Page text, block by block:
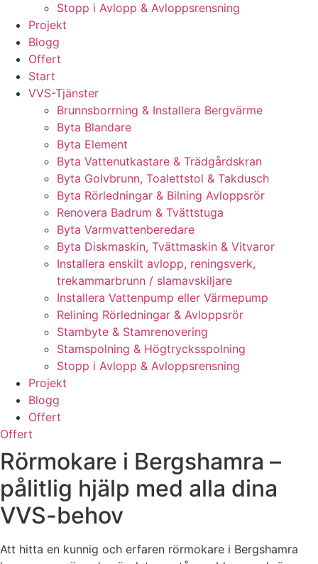
Stopp i Avlopp & Avloppsrensning
Projekt
Blogg
Offert
Start
VVS-Tjänster
Brunnsborrning & Installera Bergvärme
Byta Blandare
Byta Element
Byta Vattenutkastare & Trädgårdskran
Byta Golvbrunn, Toalettstol & Takdusch
Byta Rörledningar & Bilning Avloppsrör
Renovera Badrum & Tvättstuga
Byta Varmvattenberedare
Byta Diskmaskin, Tvättmaskin & Vitvaror
Installera enskilt avlopp, reningsverk,
trekammarbrunn / slamavskiljare
Installera Vattenpump eller Värmepump
Relining Rörledningar & Avloppsrör
Stambyte & Stamrenovering
Stamspolning & Högtrycksspolning
Stopp i Avlopp & Avloppsrensning
Projekt
Blogg
Offert
Offert
Rörmokare i Bergshamra –
pålitlig hjälp med alla dina
VVS-behov
Att hitta en kunnig och erfaren rörmokare i Bergshamra